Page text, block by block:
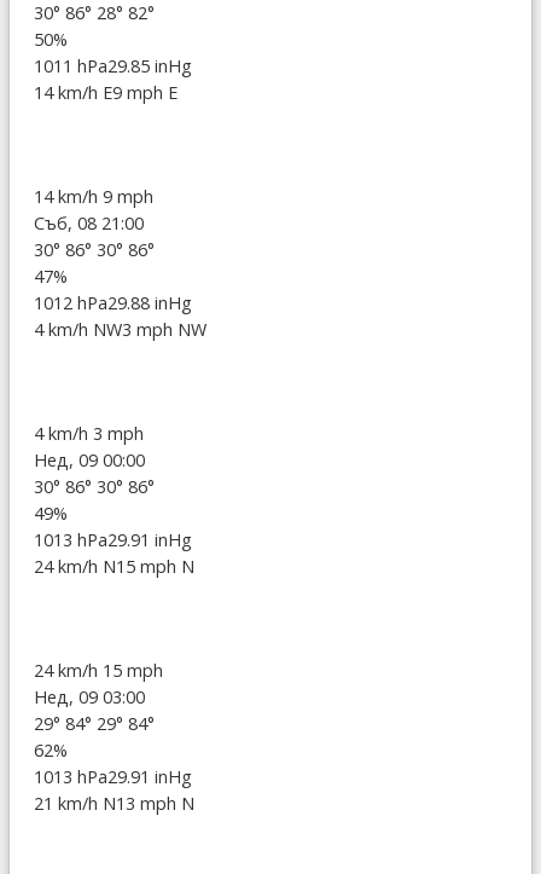
30° 86° 28° 82°
50%
1011 hPa29.85 inHg
14 km/h E9 mph E
14 km/h 9 mph
Съб, 08 21:00
30° 86° 30° 86°
47%
1012 hPa29.88 inHg
4 km/h NW3 mph NW
4 km/h 3 mph
Нед, 09 00:00
30° 86° 30° 86°
49%
1013 hPa29.91 inHg
24 km/h N15 mph N
24 km/h 15 mph
Нед, 09 03:00
29° 84° 29° 84°
62%
1013 hPa29.91 inHg
21 km/h N13 mph N